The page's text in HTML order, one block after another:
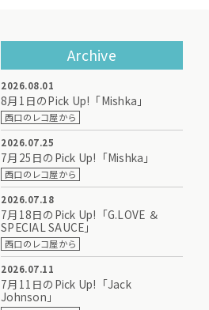
Archive
2026.08.01
8月1日のPick Up!「Mishka」
西口のレコ屋から
2026.07.25
7月25日のPick Up!「Mishka」
西口のレコ屋から
2026.07.18
7月18日のPick Up!「G.LOVE ＆
SPECIAL SAUCE」
西口のレコ屋から
2026.07.11
7月11日のPick Up!「Jack
Johnson」